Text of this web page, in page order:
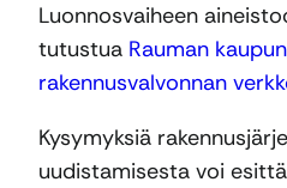
Luonnosvaiheen
tutustua Rauman
rakennusvalvonnan
Kysymyksiä
uudistamisesta voi